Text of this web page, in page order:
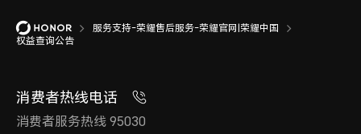
服务支持-荣耀售后服务-荣耀官网|荣耀中国
权益查询公告
消费者热线电话
消费者服务热线 95030